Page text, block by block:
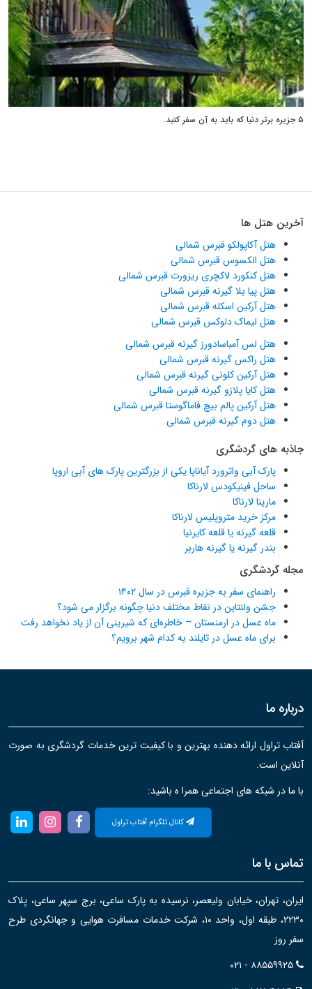
۵ جزیره برتر دنیا که باید به آن سفر کنید.
آخرین هتل ها
هتل آکاپولکو قبرس شمالی
هتل الکسوس قبرس شمالی
هتل کنکورد لاکچری ریزورت قبرس شمالی
هتل پیا بلا گیرنه قبرس شمالی
هتل آرکین اسکله قبرس شمالی
هتل لیماک دلوکس قبرس شمالی
هتل لس آمباسادورز گیرنه قبرس شمالی
هتل راکس گیرنه قبرس شمالی
هتل آرکین کلونی گیرنه قبرس شمالی
هتل کایا پلازو گیرنه قبرس شمالی
هتل آرکین پالم بیچ فاماگوستا قبرس شمالی
هتل دوم گیرنه قبرس شمالی
جاذبه های گردشگری
پارک آبی واترورد آیاناپا یکی از بزرگترین پارک های آبی اروپا
ساحل فینیکودس لارناکا
مارینا لارناکا
مرکز خرید متروپلیس لارناکا
قلعه گیرنه یا قلعه کایرنیا
بندر گیرنه یا گیرنه هاربر
مجله گردشگری
راهنمای سفر به جزیره قبرس در سال ۱۴۰۲
جشن ولنتاین در نقاط مختلف دنیا چگونه برگزار می شود؟
ماه عسل در ارمنستان – خاطره‌ای که شیرینی آن از یاد نخواهد رفت
برای ماه عسل در تایلند به کدام شهر برویم؟
درباره ما
آفتاب تراول ارائه دهنده بهترین و با کیفیت ترین خدمات گردشگری به صورت
آنلاین است.
با ما در شبکه های اجتماعی همرا ه باشید:
کانال تلگرام آفتاب تراول
تماس با ما
ایران، تهران، خیابان ولیعصر، نرسیده به پارک ساعی، برج سپهر ساعی، پلاک
۲۲۳۰، طبقه اول، واحد ۱۰، شرکت خدمات مسافرت هوایی و جهانگردی طرح
سفر روز
۰۲۱ - ۸۸۵۵۹۹۲۵